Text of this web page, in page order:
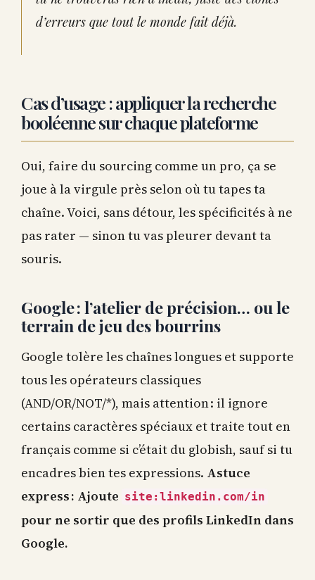
d’erreurs que tout le monde fait déjà.
Cas d’usage : appliquer la recherche
booléenne sur chaque plateforme
Oui, faire du sourcing comme un pro, ça se
joue à la virgule près selon où tu tapes ta
chaîne. Voici, sans détour, les spécificités à ne
pas rater — sinon tu vas pleurer devant ta
souris.
Google : l’atelier de précision… ou le
terrain de jeu des bourrins
Google tolère les chaînes longues et supporte
tous les opérateurs classiques
(AND/OR/NOT/*), mais attention : il ignore
certains caractères spéciaux et traite tout en
français comme si c’était du globish, sauf si tu
encadres bien tes expressions. Astuce
express : Ajoute site:linkedin.com/in
pour ne sortir que des profils LinkedIn dans
Google.